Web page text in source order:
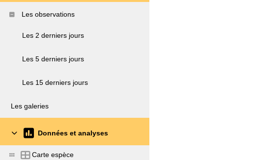
Les observations
Les 2 derniers jours
Les 5 derniers jours
Les 15 derniers jours
Les galeries
Données et analyses
Carte espèce